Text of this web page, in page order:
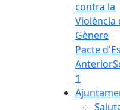
Pacte
Anterior
1